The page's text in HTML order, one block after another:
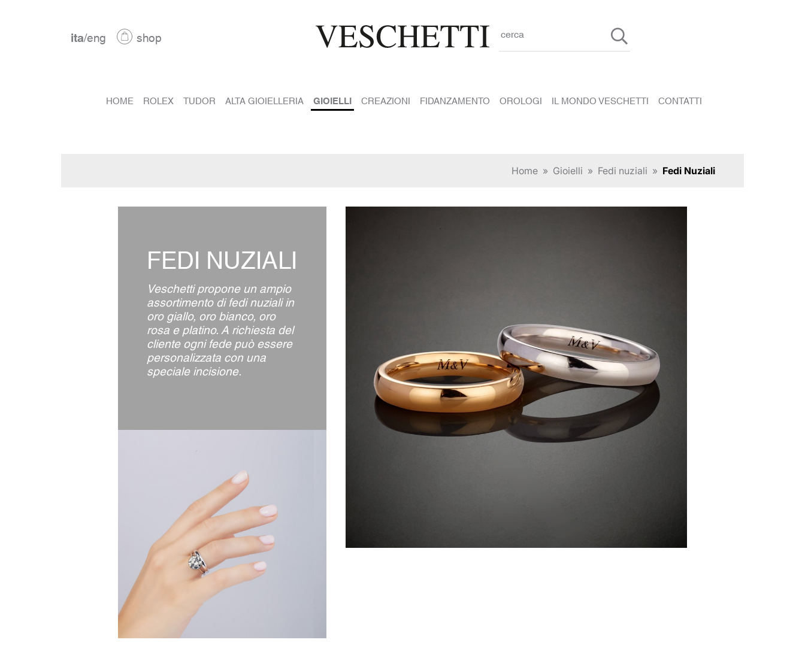
ita/eng shop cerca
HOME ROLEX TUDOR ALTA GIOIELLERIA GIOIELLI CREAZIONI FIDANZAMENTO OROLOGI IL MONDO VESCHETTI CONTATTI
Home » Gioielli » Fedi nuziali » Fedi Nuziali
FEDI NUZIALI
Veschetti propone un ampio
assortimento di fedi nuziali in
oro giallo, oro bianco, oro
rosa e platino. A richiesta del
cliente ogni fede può essere
personalizzata con una
speciale incisione.